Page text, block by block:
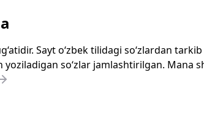
Sayt o‘zbek tilidagi so‘zlardan
so‘zlar jamlashtirilgan. Mana